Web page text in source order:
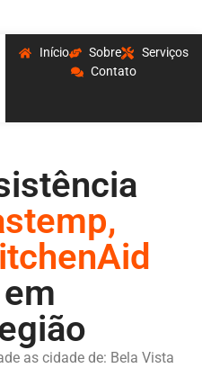
Início Sobre
Serviços
Contato
as cidade de: Bela Vista